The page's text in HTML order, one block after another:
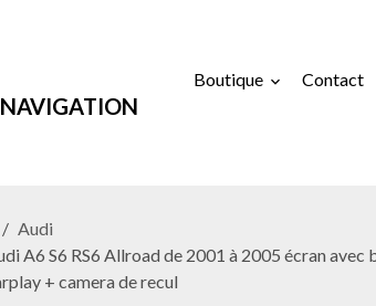
Boutique Contact
Audi
A6 S6 RS6 Allroad de 2001 à 2005 écran
+ camera de recul